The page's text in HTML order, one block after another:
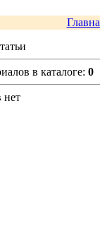
в каталоге: 0
нет